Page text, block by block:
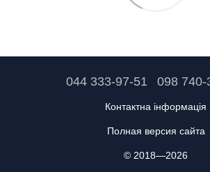
044 333-97-51 098 740-
Контактна інформація
Полная версия сайта
© 2018—2026